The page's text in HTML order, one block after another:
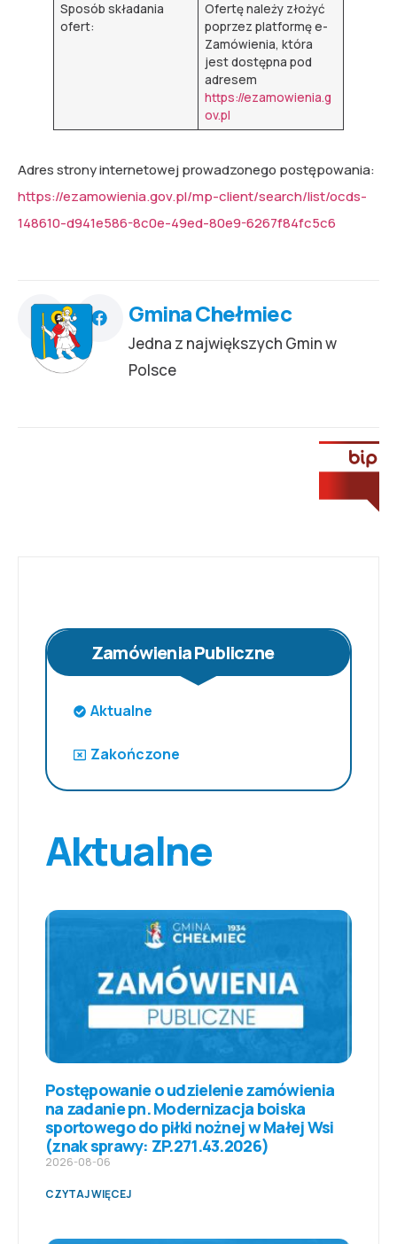
Sposób składania
ofert:
Ofertę należy złożyć
poprzez platformę e-
Zamówienia, która
jest dostępna pod
adresem
https://ezamowienia.g
ov.pl
Adres strony internetowej prowadzonego postępowania:
https://ezamowienia.gov.pl/mp-client/search/list/ocds-
148610-d941e586-8c0e-49ed-80e9-6267f84fc5c6
Gmina Chełmiec
Jedna z największych Gmin w
Polsce
Zamówienia Publiczne
Aktualne
Zakończone
Aktualne
Postępowanie o udzielenie zamówienia
na zadanie pn. Modernizacja boiska
sportowego do piłki nożnej w Małej Wsi
(znak sprawy: ZP.271.43.2026)
2026-08-06
CZYTAJ WIĘCEJ